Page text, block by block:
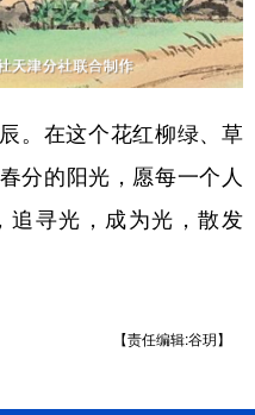
在这个花红柳绿、草
分的阳光，愿每一个人
追寻光，成为光，散发
【责任编辑:谷玥】